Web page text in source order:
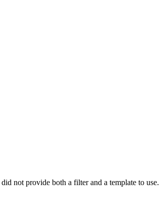
not provide both a filter and a template to use.